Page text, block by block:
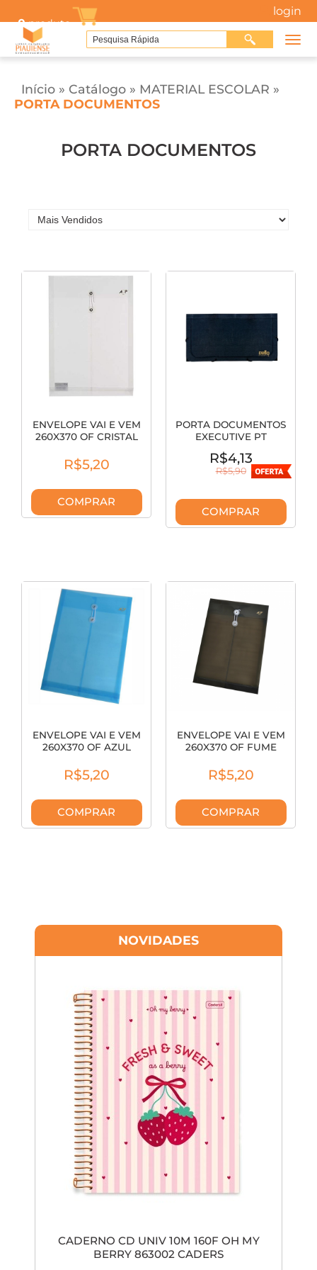
0produto
login
Início » Catálogo » MATERIAL ESCOLAR »
PORTA DOCUMENTOS
PORTA DOCUMENTOS
ENVELOPE VAI E VEM
260X370 OF CRISTAL
R$5,20
COMPRAR
PORTA DOCUMENTOS
EXECUTIVE PT
R$4,13
R$5,90
COMPRAR
ENVELOPE VAI E VEM
260X370 OF AZUL
R$5,20
COMPRAR
ENVELOPE VAI E VEM
260X370 OF FUME
R$5,20
COMPRAR
NOVIDADES
CADERNO CD UNIV 10M 160F OH MY
BERRY 863002 CADERS